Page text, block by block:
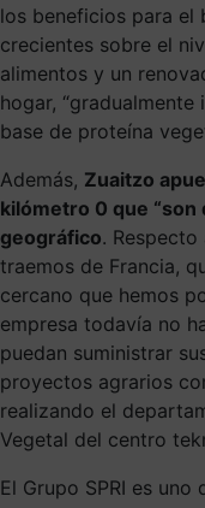
los beneficios para el
crecientes sobre el
alimentos y un
hogar,
base de proteína
Además, Zuaitzo
kilómetro 0 que
geográfico. Respecto
traemos de Francia,
cercano que hemos
empresa todavía no
puedan suministrar
proyectos agrarios
realizando el
Vegetal del centro
El Grupo SPRI es